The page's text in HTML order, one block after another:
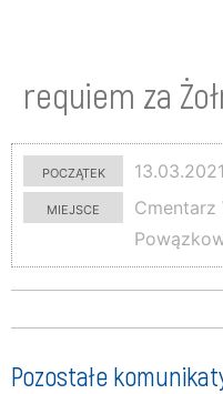
requiem za
początek
miejsce
Cmentarz
Pozostałe